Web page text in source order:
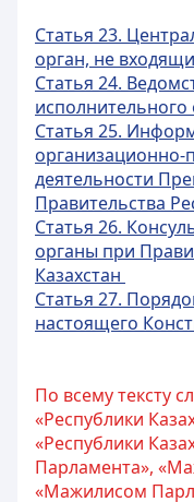
Статья 23.
орган, не
Статья 24.
исполнительного
Статья 25.
организационно-
деятельности
Правительства
Статья 26.
органы при
Казахстан
Статья 27.
настоящего
По всему тексту
«Республики
«Республики
Парламента»,
«Мажилисом